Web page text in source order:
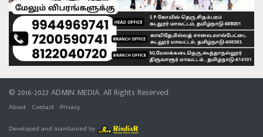
© 2016-2022 ADMIN MEDIA. All Rights Reserved.
About Contact Privacy
Developed and maintained by